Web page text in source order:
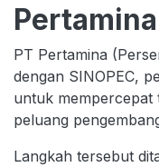
Pertamina
PT Pertamina
dengan SINOPEC,
untuk mempercepat
peluang
Langkah tersebut